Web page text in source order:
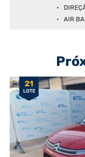
AIR
21
LOTE